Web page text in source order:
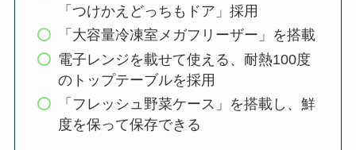
「つけかえどっちもドア」採用
「大容量冷凍室メガフリーザー」を搭載
電子レンジを載せて使える、耐熱100度
のトップテーブルを採用
「フレッシュ野菜ケース」を搭載し、鮮
度を保って保存できる